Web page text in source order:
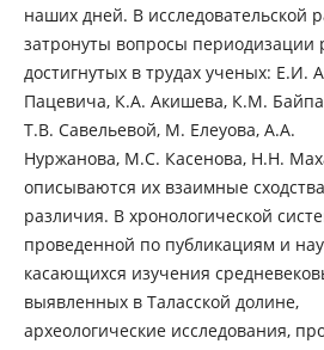
наших дней. В исследовательской
затронуты вопросы периодизации
достигнутых в трудах ученых: Е.И.
Пацевича, К.А. Акишева, К.М.
Т.В. Савельевой, М. Елеуова, А.А.
Нуржанова, М.С. Касенова, Н.Н.
описываются их взаимные
различия. В хронологической
проведенной по публикациям и
касающихся изучения
выявленных в Таласской долине,
археологические исследования,